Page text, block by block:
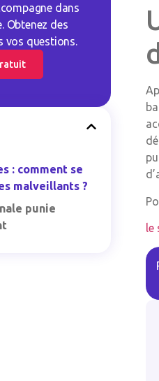
dans
Obtenez des
vos questions.
: comment se
malveillants ?
punie
le